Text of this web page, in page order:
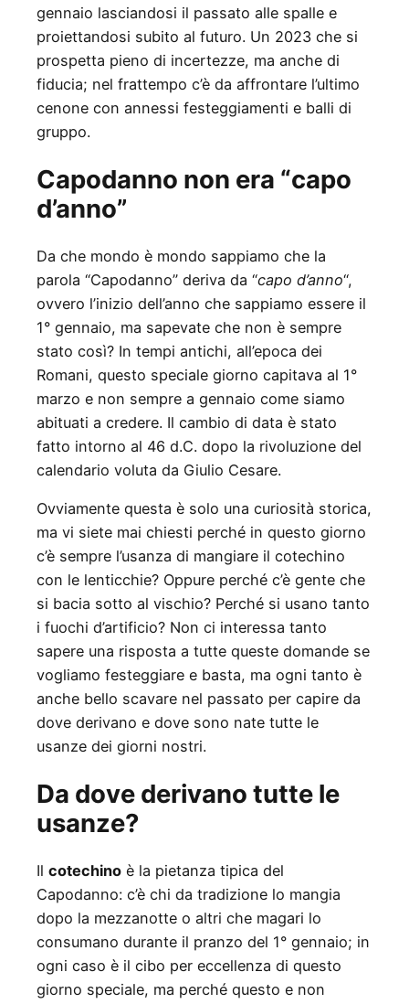
gennaio lasciandosi il passato alle spalle e
proiettandosi subito al futuro. Un 2023 che si
prospetta pieno di incertezze, ma anche di
fiducia; nel frattempo c’è da affrontare l’ultimo
cenone con annessi festeggiamenti e balli di
gruppo.
Capodanno non era “capo
d’anno”
Da che mondo è mondo sappiamo che la
parola “Capodanno” deriva da “capo d’anno“,
ovvero l’inizio dell’anno che sappiamo essere il
1° gennaio, ma sapevate che non è sempre
stato così? In tempi antichi, all’epoca dei
Romani, questo speciale giorno capitava al 1°
marzo e non sempre a gennaio come siamo
abituati a credere. Il cambio di data è stato
fatto intorno al 46 d.C. dopo la rivoluzione del
calendario voluta da Giulio Cesare.
Ovviamente questa è solo una curiosità storica,
ma vi siete mai chiesti perché in questo giorno
c’è sempre l’usanza di mangiare il cotechino
con le lenticchie? Oppure perché c’è gente che
si bacia sotto al vischio? Perché si usano tanto
i fuochi d’artificio? Non ci interessa tanto
sapere una risposta a tutte queste domande se
vogliamo festeggiare e basta, ma ogni tanto è
anche bello scavare nel passato per capire da
dove derivano e dove sono nate tutte le
usanze dei giorni nostri.
Da dove derivano tutte le
usanze?
Il cotechino è la pietanza tipica del
Capodanno: c’è chi da tradizione lo mangia
dopo la mezzanotte o altri che magari lo
consumano durante il pranzo del 1° gennaio; in
ogni caso è il cibo per eccellenza di questo
giorno speciale, ma perché questo e non